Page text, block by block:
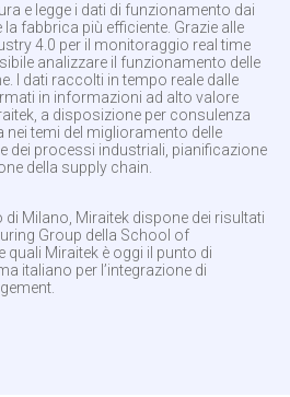
e legge i dati di funzionamento dai
fabbrica più efficiente. Grazie alle
4.0 per il monitoraggio real time
analizzare il funzionamento delle
I dati raccolti in tempo reale dalle
in informazioni ad alto valore
a disposizione per consulenza
nei temi del miglioramento delle
dei processi industriali, pianificazione
della supply chain.
Milano, Miraitek dispone dei risultati
Group della School of
quali Miraitek è oggi il punto di
italiano per l’integrazione di